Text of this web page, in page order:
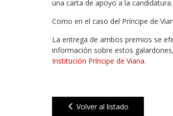
una carta de apoyo a la candidatura.
Como en el caso del Príncipe de
La entrega de ambos premios se
información sobre estos
Institución Príncipe de Viana.
Volver al listado